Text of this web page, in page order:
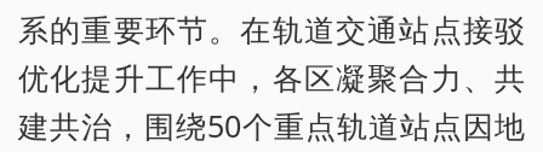
系的重要环节。在轨道交通站点接驳
优化提升工作中，各区凝聚合力、共
建共治，围绕50个重点轨道站点因地